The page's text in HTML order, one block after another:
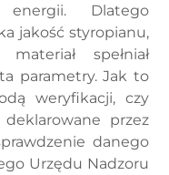
energii. Dlatego
jakość styropianu,
spełniał
parametry. Jak to
weryfikacji, czy
deklarowane przez
danego
Urzędu Nadzoru